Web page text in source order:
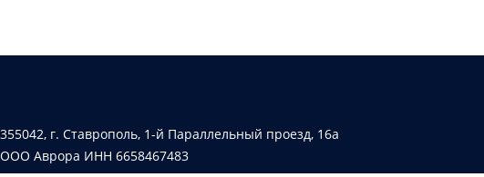
355042, г. Ставрополь, 1-й Параллельный проезд, 16а
ООО Аврора ИНН 6658467483